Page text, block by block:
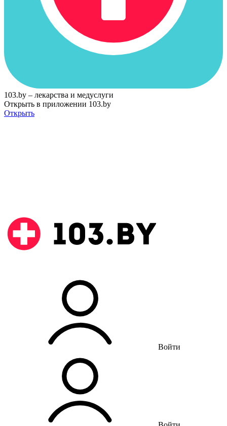
103.by – лекарства и медуслуги
Открыть в приложении 103.by
Открыть
Войти